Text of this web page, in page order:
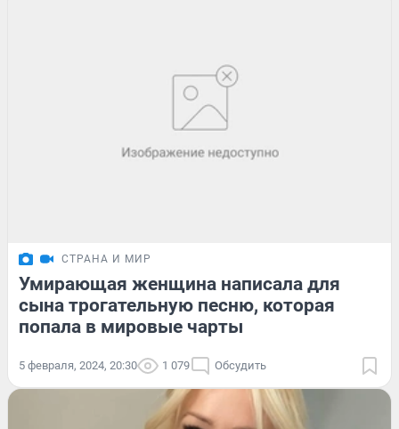
СТРАНА И МИР
Умирающая женщина написала для
сына трогательную песню, которая
попала в мировые чарты
5 февраля, 2024, 20:30 1 079 Обсудить